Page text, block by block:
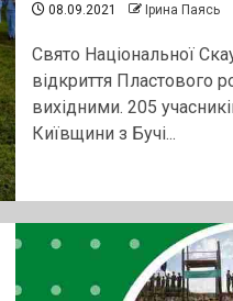
08.09.2021 Ірина Паясь
Свято Національної
відкриття Пластового
вихідними. 205
Київщини з Бучі...